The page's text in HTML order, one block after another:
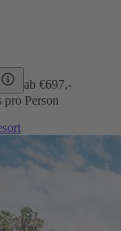
ab €697,-
pro Person